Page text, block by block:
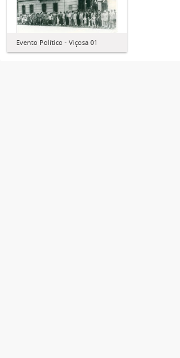
Evento Político - Viçosa 01